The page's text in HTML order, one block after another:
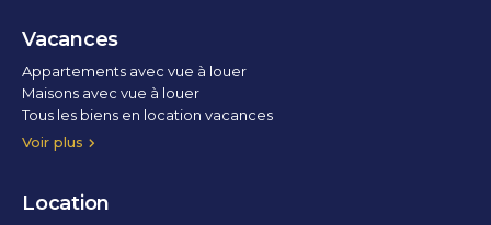
Vacances
Voir plus
Appartements avec vue à louer
Maisons avec vue à louer
Tous les biens en location vacances
Location